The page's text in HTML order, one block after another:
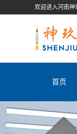
欢迎进入河南神
首页